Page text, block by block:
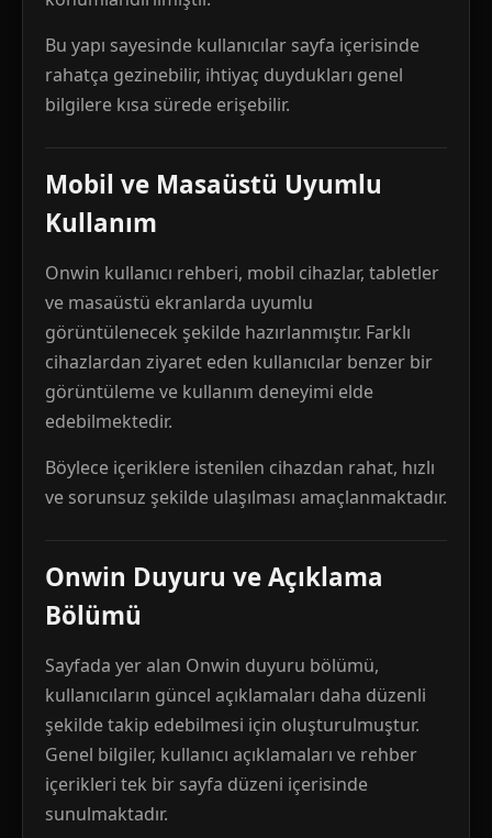
Bu yapı sayesinde kullanıcılar sayfa içerisinde
rahatça gezinebilir, ihtiyaç duydukları genel
bilgilere kısa sürede erişebilir.
Mobil ve Masaüstü Uyumlu
Kullanım
Onwin kullanıcı rehberi, mobil cihazlar, tabletler
ve masaüstü ekranlarda uyumlu
görüntülenecek şekilde hazırlanmıştır. Farklı
cihazlardan ziyaret eden kullanıcılar benzer bir
görüntüleme ve kullanım deneyimi elde
edebilmektedir.
Böylece içeriklere istenilen cihazdan rahat, hızlı
ve sorunsuz şekilde ulaşılması amaçlanmaktadır.
Onwin Duyuru ve Açıklama
Bölümü
Sayfada yer alan Onwin duyuru bölümü,
kullanıcıların güncel açıklamaları daha düzenli
şekilde takip edebilmesi için oluşturulmuştur.
Genel bilgiler, kullanıcı açıklamaları ve rehber
içerikleri tek bir sayfa düzeni içerisinde
sunulmaktadır.